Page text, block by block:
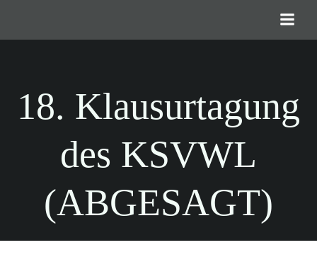
springen
18. Klausurtagung
des KSVWL
(ABGESAGT)